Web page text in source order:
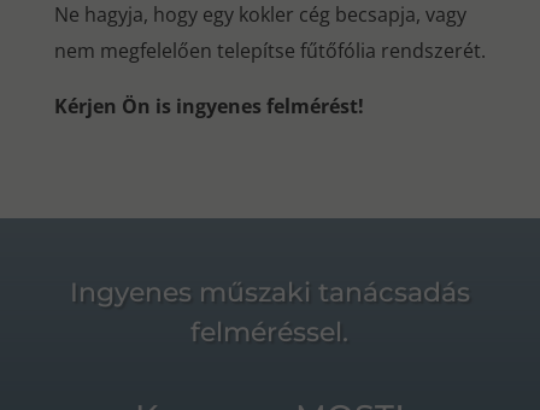
Ne hagyja, hogy egy kokler cég becsapja, vagy
nem megfelelően telepítse fűtőfólia rendszerét.
Kérjen Ön is ingyenes felmérést!
Ingyenes műszaki tanácsadás
felméréssel.